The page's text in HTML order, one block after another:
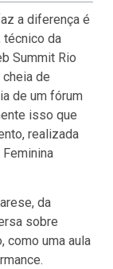
a diferença é
técnico da
Summit Rio
de
de um fórum
isso que
realizada
da
sobre
como uma aula